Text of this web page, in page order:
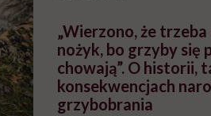
„Wierzono, że
nożyk, bo grzyby się
chowają”. O historii,
konsekwencjach
grzybobrania